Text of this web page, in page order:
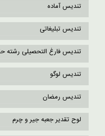
تندیس آماده
تندیس تبلیغاتی
تندیس فارغ التحصیلی رشته
تندیس لوگو
تندیس رمضان
لوح تقدیر جعبه جیر و چرم